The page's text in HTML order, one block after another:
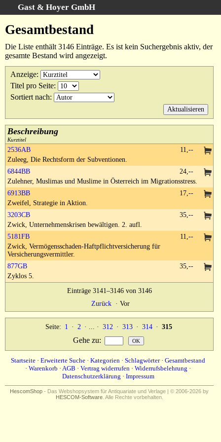
Gast & Hoyer GmbH
Erweiterte Suche
Kategorien
Schlagwörter
Gesamtbestand
AGB
Widerruf
Datenschutz
Impressum
Gesamtbestand
Die Liste enthält 3146 Einträge. Es ist kein Suchergebnis aktiv, der
gesamte Bestand wird angezeigt.
Anzeige:
Titel pro Seite:
Sortiert nach:
Beschreibung
Kurztitel
2536AB
Zuleeg, Die Rechtsform der Subventionen.
11,--
6844BB
Zulehner, Muslimas und Muslime in Österreich im Migrationsstress.
24,--
6913BB
Zweifel, Strategie in Aktion.
17,--
3203CB
Zwick, Unternehmenskrisen bewältigen. 2. aufl.
35,--
5181FB
Zwick, Vermögensschaden-Haftpflichtversicherung für
Versicherungsvermittler.
11,--
877GB
Zyklos 5.
35,--
Einträge 3141–3146 von 3146
Zurück
· Vor
Seite: 1 · 2 · ... · 312 · 313 · 314 · 315
Gehe zu:
Startseite · Erweiterte Suche · Kategorien · Schlagwörter· Gesamtbestand
· Warenkorb · AGB · Vertrag widerrufen · Widerrufsbelehrung ·
Datenschutzerklärung · Impressum
HescomShop - Das Webshopsystem für Antiquariate und Verlage | © 2006-2026 by
HESCOM-Software. Alle Rechte vorbehalten.